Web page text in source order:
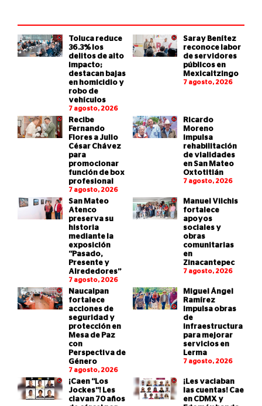
Toluca reduce
36.3% los
delitos de alto
impacto;
destacan bajas
en homicidio y
robo de
vehículos
7 agosto, 2026
Saray Benítez
reconoce labor
de servidores
públicos en
Mexicaltzingo
7 agosto, 2026
Recibe
Fernando
Flores a Julio
César Chávez
para
promocionar
función de box
profesional
7 agosto, 2026
Ricardo
Moreno
impulsa
rehabilitación
de vialidades
en San Mateo
Oxtotitlán
7 agosto, 2026
San Mateo
Atenco
preserva su
historia
mediante la
exposición
“Pasado,
Presente y
Alrededores”
7 agosto, 2026
Manuel Vilchis
fortalece
apoyos
sociales y
obras
comunitarias
en
Zinacantepec
7 agosto, 2026
Naucalpan
fortalece
acciones de
seguridad y
protección en
Mesa de Paz
con
Perspectiva de
Género
7 agosto, 2026
Miguel Ángel
Ramírez
impulsa obras
de
infraestructura
para mejorar
servicios en
Lerma
7 agosto, 2026
¡Caen “Los
Jockes”! Les
clavan 70 años
¡Les vaciaban
las cuentas! Cae
en CDMX y